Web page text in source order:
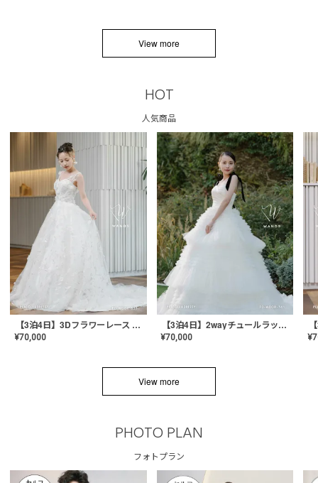
View more
HOT
人気商品
【3泊4日】3Dフラワーレース ドレス〈PD-WDOR-331〉
¥70,000
【3泊4日】2wayチュールラッフルドレス〈PD-WDOR-341RTL〉
¥70,000 ¥
View more
PHOTO PLAN
フォトプラン